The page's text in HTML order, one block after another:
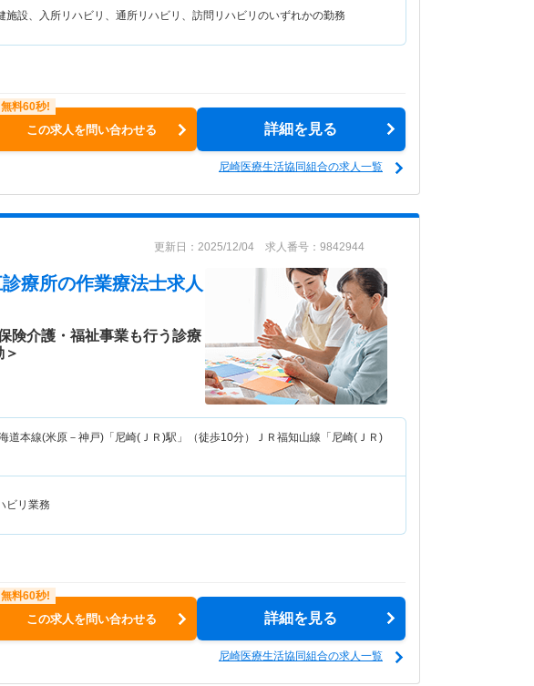
施設、入所リハビリ、通所リハビリ、訪問リハビリのいずれかの勤務
この求人を問い合わせる 詳細を見る
尼崎医療生活協同組合の求人一覧
更新日：2025/12/04 求人番号：9842944
療所の作業療法士求人
険介護・福祉事業も行う診療
道本線(米原－神戸)「尼崎(ＪＲ)駅」（徒歩10分）ＪＲ福知山線「尼崎(ＪＲ)
ビリ業務
この求人を問い合わせる 詳細を見る
尼崎医療生活協同組合の求人一覧